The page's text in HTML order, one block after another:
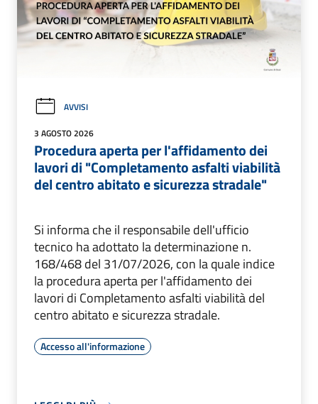
AVVISI
3 AGOSTO 2026
Procedura aperta per l'affidamento dei
lavori di "Completamento asfalti viabilità
del centro abitato e sicurezza stradale"
Si informa che il responsabile dell'ufficio
tecnico ha adottato la determinazione n.
168/468 del 31/07/2026, con la quale indice
la procedura aperta per l'affidamento dei
lavori di Completamento asfalti viabilità del
centro abitato e sicurezza stradale.
Accesso all'informazione